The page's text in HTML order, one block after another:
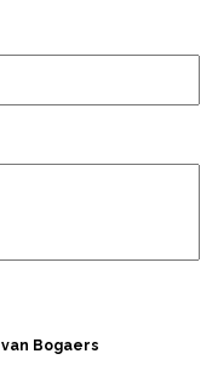
van Bogaers